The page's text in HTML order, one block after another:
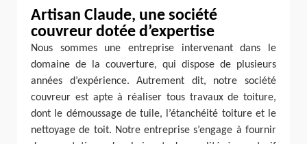
Artisan Claude, une société
couvreur dotée d’expertise
Nous sommes une entreprise intervenant dans le
domaine de la couverture, qui dispose de plusieurs
années d’expérience. Autrement dit, notre société
couvreur est apte à réaliser tous travaux de toiture,
dont le démoussage de tuile, l’étanchéité toiture et le
nettoyage de toit. Notre entreprise s’engage à fournir